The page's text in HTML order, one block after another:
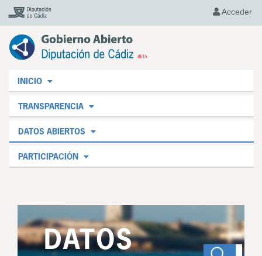
Acceder
INICIO
TRANSPARENCIA
DATOS ABIERTOS
PARTICIPACIÓN
DATOS